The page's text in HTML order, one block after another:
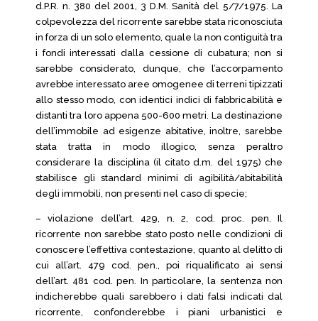
d.P.R. n. 380 del 2001, 3 D.M. Sanità del 5/7/1975. La
colpevolezza del ricorrente sarebbe stata riconosciuta
in forza di un solo elemento, quale la non contiguità tra
i fondi interessati dalla cessione di cubatura; non si
sarebbe considerato, dunque, che l’accorpamento
avrebbe interessato aree omogenee di terreni tipizzati
allo stesso modo, con identici indici di fabbricabilità e
distanti tra loro appena 500-600 metri. La destinazione
dell’immobile ad esigenze abitative, inoltre, sarebbe
stata tratta in modo illogico, senza peraltro
considerare la disciplina (il citato d.m. del 1975) che
stabilisce gli standard minimi di agibilità/abitabilità
degli immobili, non presenti nel caso di specie;
– violazione dell’art. 429, n. 2, cod. proc. pen. Il
ricorrente non sarebbe stato posto nelle condizioni di
conoscere l’effettiva contestazione, quanto al delitto di
cui all’art. 479 cod. pen., poi riqualificato ai sensi
dell’art. 481 cod. pen. In particolare, la sentenza non
indicherebbe quali sarebbero i dati falsi indicati dal
ricorrente, confonderebbe i piani urbanistici e